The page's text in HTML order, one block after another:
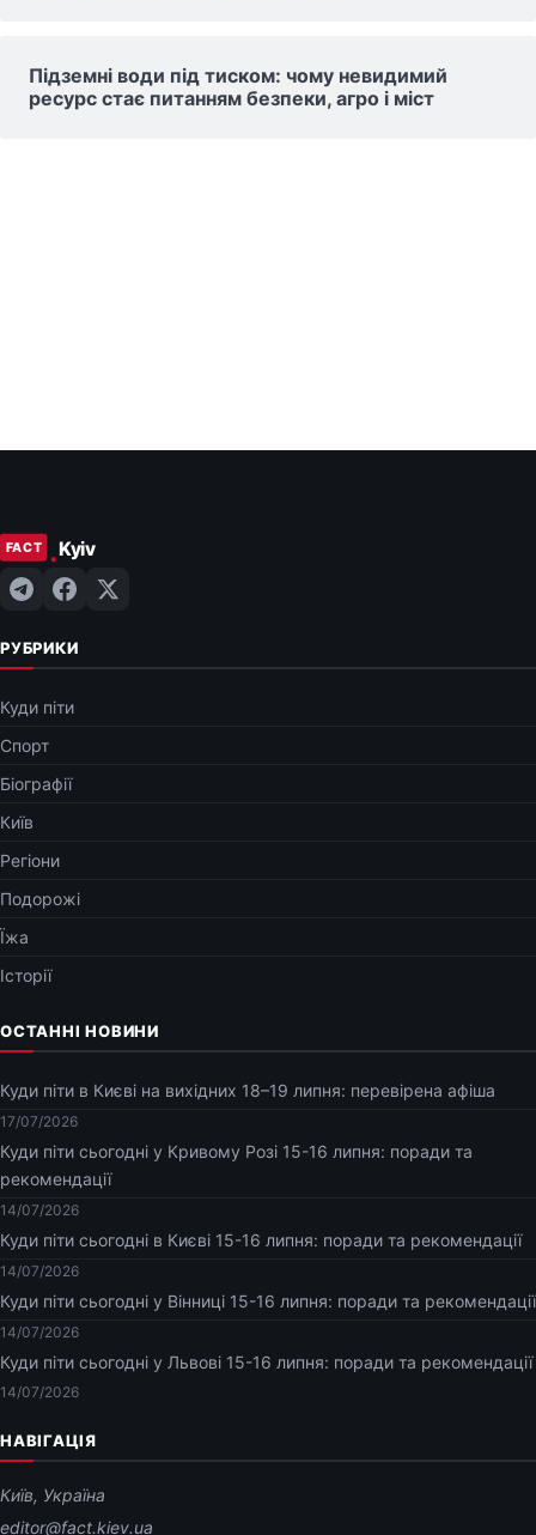
Підземні води під тиском: чому невидимий
ресурс стає питанням безпеки, агро і міст
РУБРИКИ
Куди піти
Спорт
Біографії
Київ
Регіони
Подорожі
Їжа
Історії
ОСТАННІ НОВИНИ
Куди піти в Києві на вихідних 18–19 липня: перевірена афіша
17/07/2026
Куди піти сьогодні у Кривому Розі 15-16 липня: поради та
рекомендації
14/07/2026
Куди піти сьогодні в Києві 15-16 липня: поради та рекомендації
14/07/2026
Куди піти сьогодні у Вінниці 15-16 липня: поради та рекомендації
14/07/2026
Куди піти сьогодні у Львові 15-16 липня: поради та рекомендації
14/07/2026
НАВІГАЦІЯ
Київ, Україна
editor@fact.kiev.ua